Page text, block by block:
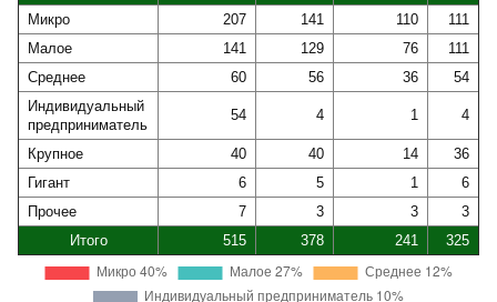
Микро
207 141 110
111
Малое
141 129 76
111
Среднее
60 56 36
54
Индивидуальный
предприниматель
54 4 1 4
Крупное 40 40 14
36
Гигант
6 5 1
6
Прочее
7 3 3
3
Итого
515 378 241 325